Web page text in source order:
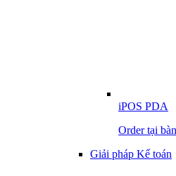
iPOS PDA
Order tại bàn
Giải pháp Kế toán